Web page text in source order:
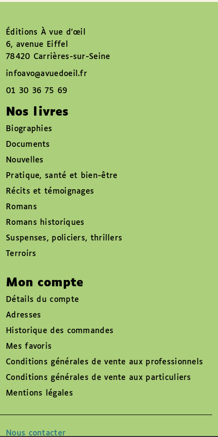
Éditions À vue d’œil
6, avenue Eiffel
78420 Carrières-sur-Seine
infoavo@avuedoeil.fr
01 30 36 75 69
Nos livres
Biographies
Documents
Nouvelles
Pratique, santé et bien-être
Récits et témoignages
Romans
Romans historiques
Suspenses, policiers, thrillers
Terroirs
Mon compte
Détails du compte
Adresses
Historique des commandes
Mes favoris
Conditions générales de vente aux professionnels
Conditions générales de vente aux particuliers
Mentions légales
Nous contacter